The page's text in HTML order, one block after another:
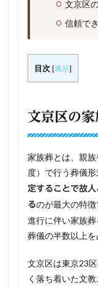
文京区
信頼で
目次 [表示]
文京区の家
家族葬とは、親
度）で行う葬儀形
定することで故
るのが最大の特
進行に伴い家族
葬儀の半数以上を
文京区は東京23
く落ち着いた文